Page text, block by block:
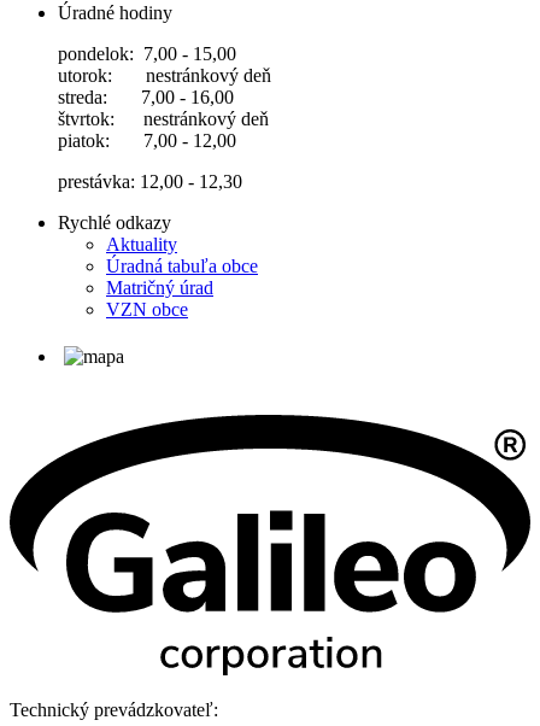
Úradné hodiny
pondelok: 7,00 - 15,00
utorok: nestránkový deň
streda: 7,00 - 16,00
štvrtok: nestránkový deň
piatok: 7,00 - 12,00
prestávka: 12,00 - 12,30
Rychlé odkazy
Aktuality
Úradná tabuľa obce
Matričný úrad
VZN obce
Technický prevádzkovateľ: